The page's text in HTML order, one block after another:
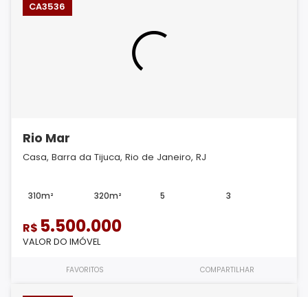
CA3536
Rio Mar
Casa, Barra da Tijuca, Rio de Janeiro, RJ
310m² 320m² 5 3
R$ 5.500.000
VALOR DO IMÓVEL
FAVORITOS COMPARTILHAR